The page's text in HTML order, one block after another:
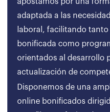
adaptada a las
laboral, facilitando
bonificada como
orientados al desarrollo
actualización de
Disponemos de una
online bonificados